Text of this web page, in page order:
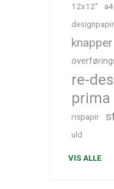
12x12" a4
designpapir
knapper
re-
prima
rispapir
uld
VIS ALLE